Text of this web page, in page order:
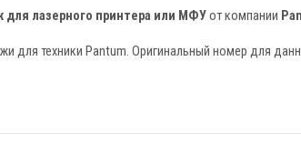
для лазерного принтера или МФУот компании
для техники Pantum. Оригинальный номер для